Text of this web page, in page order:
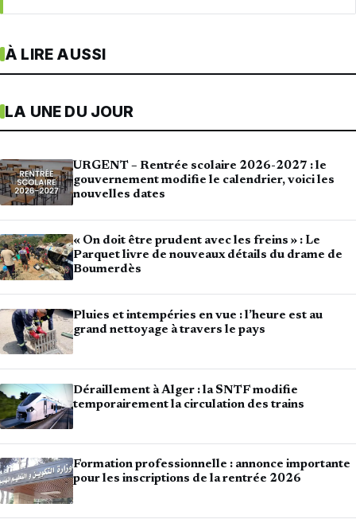
À LIRE AUSSI
LA UNE DU JOUR
URGENT – Rentrée scolaire 2026-2027 : le
gouvernement modifie le calendrier, voici les
nouvelles dates
« On doit être prudent avec les freins » : Le
Parquet livre de nouveaux détails du drame de
Boumerdès
Pluies et intempéries en vue : l’heure est au
grand nettoyage à travers le pays
Déraillement à Alger : la SNTF modifie
temporairement la circulation des trains
Formation professionnelle : annonce importante
pour les inscriptions de la rentrée 2026